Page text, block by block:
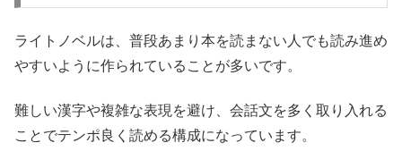
ライトノベルは、普段あまり本を読まない人でも読み進め
やすいように作られていることが多いです。
難しい漢字や複雑な表現を避け、会話文を多く取り入れる
ことでテンポ良く読める構成になっています。